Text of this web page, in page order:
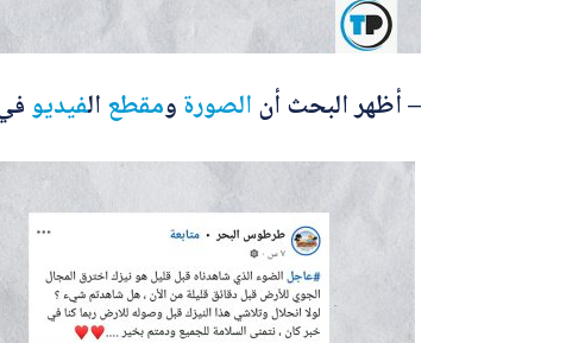
– أظهر البحث أنالصورةومقطعالفيديو